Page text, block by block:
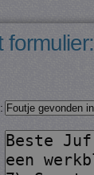
formulier:
: